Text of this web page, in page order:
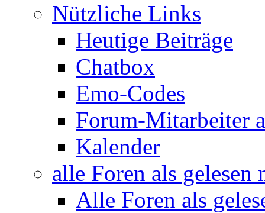
Nützliche Links
Heutige Beiträge
Chatbox
Emo-Codes
Forum-Mitarbeiter
Kalender
alle Foren als gelesen
Alle Foren als